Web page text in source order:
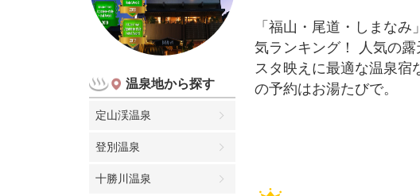
温泉地から探す
定山渓温泉
登別温泉
十勝川温泉
「福山・尾道・しまな
気ランキング！ 人気の
スタ映えに最適な温泉宿
の予約はお湯たびで。